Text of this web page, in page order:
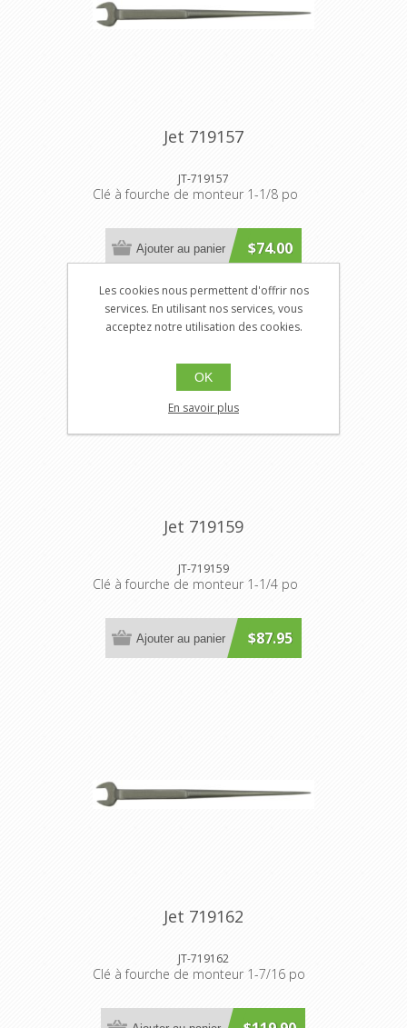
Jet 719157
JT-719157
Clé à fourche de monteur 1-1/8 po
$74.00
Ajouter au panier
Jet 719159
JT-719159
Clé à fourche de monteur 1-1/4 po
$87.95
Ajouter au panier
Jet 719162
JT-719162
Clé à fourche de monteur 1-7/16 po
Les cookies nous permettent d'offrir nos
services. En utilisant nos services, vous
acceptez notre utilisation des cookies.
OK
En savoir plus